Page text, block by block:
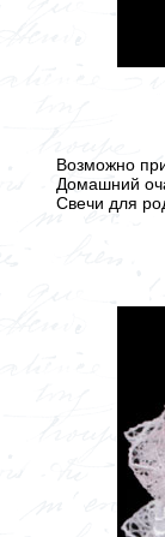
Возможно
Домашний
Свечи для